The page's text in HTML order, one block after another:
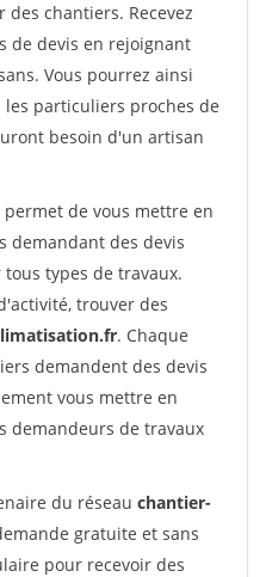
chantiers. Recevez
de devis en rejoignant
Vous pourrez ainsi
les particuliers proches de
besoin d'un artisan
de vous mettre en
demandant des devis
types de travaux.
trouver des
. Chaque
demandent des devis
vous mettre en
demandeurs de travaux
du réseau chantier-
gratuite et sans
pour recevoir des